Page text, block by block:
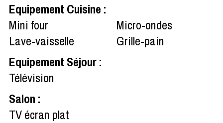
Equipement Cuisine :
Mini four
Micro-ondes
Lave-vaisselle
Grille-pain
Equipement Séjour:
Télévision
Salon :
TV écran plat